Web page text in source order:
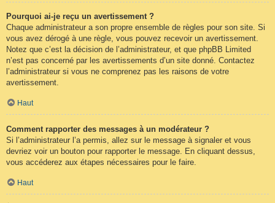
Pourquoi ai-je reçu un avertissement ?
Chaque administrateur a son propre ensemble de règles pour son site. Si
vous avez dérogé à une règle, vous pouvez recevoir un avertissement.
Notez que c’est la décision de l’administrateur, et que phpBB Limited
n’est pas concerné par les avertissements d’un site donné. Contactez
l’administrateur si vous ne comprenez pas les raisons de votre
avertissement.
Haut
Comment rapporter des messages à un modérateur ?
Si l’administrateur l’a permis, allez sur le message à signaler et vous
devriez voir un bouton pour rapporter le message. En cliquant dessus,
vous accéderez aux étapes nécessaires pour le faire.
Haut